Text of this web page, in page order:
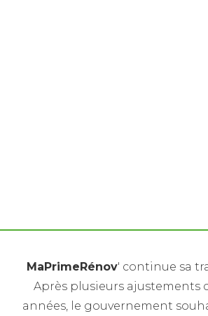
MaPrimeRénov' continue sa
Après plusieurs ajustements
années, le gouvernement